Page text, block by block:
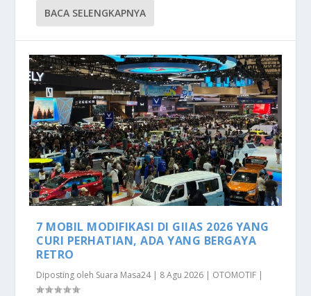
BACA SELENGKAPNYA
7 MOBIL MODIFIKASI DI GIIAS 2026 YANG
CURI PERHATIAN, ADA YANG BERGAYA
RETRO
Diposting oleh Suara Masa24| 8 Agu 2026 | OTOMOTIF |